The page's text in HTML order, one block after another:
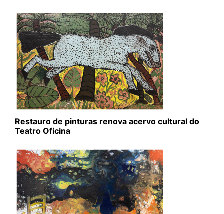
Restauro de pinturas renova acervo cultural do
Teatro Oficina